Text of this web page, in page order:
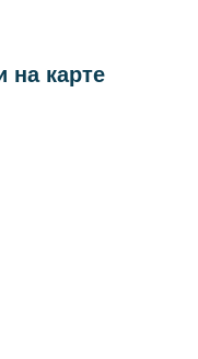
на карте